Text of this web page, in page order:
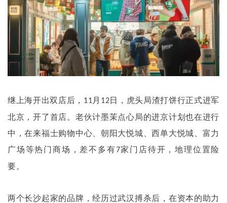
继上海开出双店后， 11月 12日，虎头局渣打饼行正式进军
北京，开了首店。老伙计墨茉点心局的进京计划也在进行
中，在来福士购物中心、朝阳大悦城、西单大悦城、富力
广场等热门商场，差不多有7家门店待开，地理位置险
要。
两个长沙起家的品牌，经历过武汉搏杀后，在资本的助力